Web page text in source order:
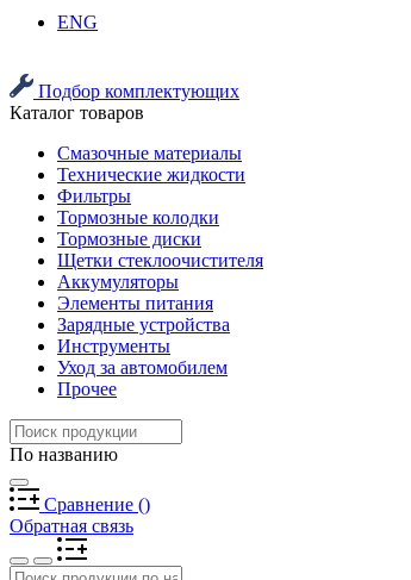
ENG
Подбор комплектующих
Каталог товаров
Смазочные материалы
Технические жидкости
Фильтры
Тормозные колодки
Тормозные диски
Щетки стеклоочистителя
Аккумуляторы
Элементы питания
Зарядные устройства
Инструменты
Уход за автомобилем
Прочее
По названию
Сравнение ()
Обратная связь